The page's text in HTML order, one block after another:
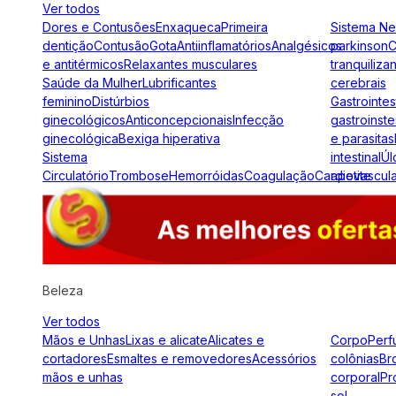
Ver todos
Dores e ContusõesEnxaquecaPrimeira
dentiçãoContusãoGotaAntiinflamatóriosAnalgésicos
e antitérmicosRelaxantes musculares
Saúde da MulherLubrificantes
femininoDistúrbios
ginecológicosAnticoncepcionaisInfecção
ginecológicaBexiga hiperativa
Sistema
CirculatórioTromboseHemorróidasCoagulação
Sistema
parkinson
cerebrais
e parasitas
intestinal
apetite
Beleza
Ver todos
Mãos e UnhasLixas e alicateAlicates e
cortadoresEsmaltes e removedoresAcessórios
mãos e unhas
Corpo
colônias
corporal